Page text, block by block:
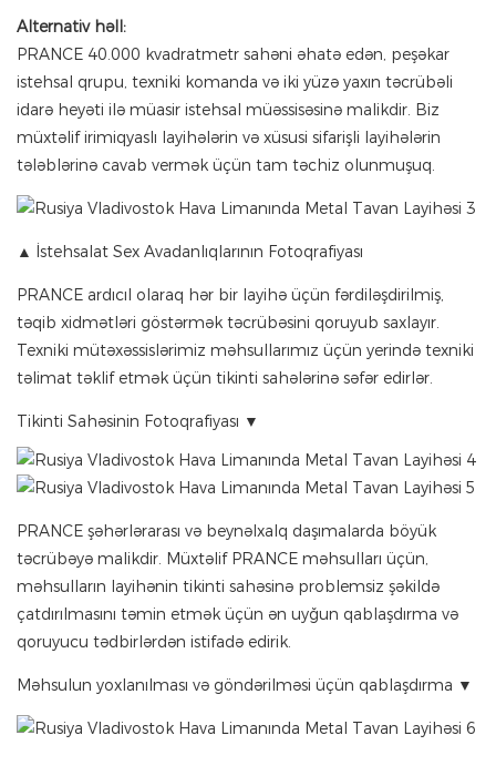
Alternativ həll:
PRANCE 40.000 kvadratmetr sahəni əhatə edən, peşəkar
istehsal qrupu, texniki komanda və iki yüzə yaxın təcrübəli
idarə heyəti ilə müasir istehsal müəssisəsinə malikdir. Biz
müxtəlif irimiqyaslı layihələrin və xüsusi sifarişli layihələrin
tələblərinə cavab vermək üçün tam təchiz olunmuşuq.
▲ İstehsalat Sex Avadanlıqlarının Fotoqrafiyası
PRANCE ardıcıl olaraq hər bir layihə üçün fərdiləşdirilmiş,
təqib xidmətləri göstərmək təcrübəsini qoruyub saxlayır.
Texniki mütəxəssislərimiz məhsullarımız üçün yerində texniki
təlimat təklif etmək üçün tikinti sahələrinə səfər edirlər.
Tikinti Sahəsinin Fotoqrafiyası ▼
PRANCE şəhərlərarası və beynəlxalq daşımalarda böyük
təcrübəyə malikdir. Müxtəlif PRANCE məhsulları üçün,
məhsulların layihənin tikinti sahəsinə problemsiz şəkildə
çatdırılmasını təmin etmək üçün ən uyğun qablaşdırma və
qoruyucu tədbirlərdən istifadə edirik.
Məhsulun yoxlanılması və göndərilməsi üçün qablaşdırma ▼